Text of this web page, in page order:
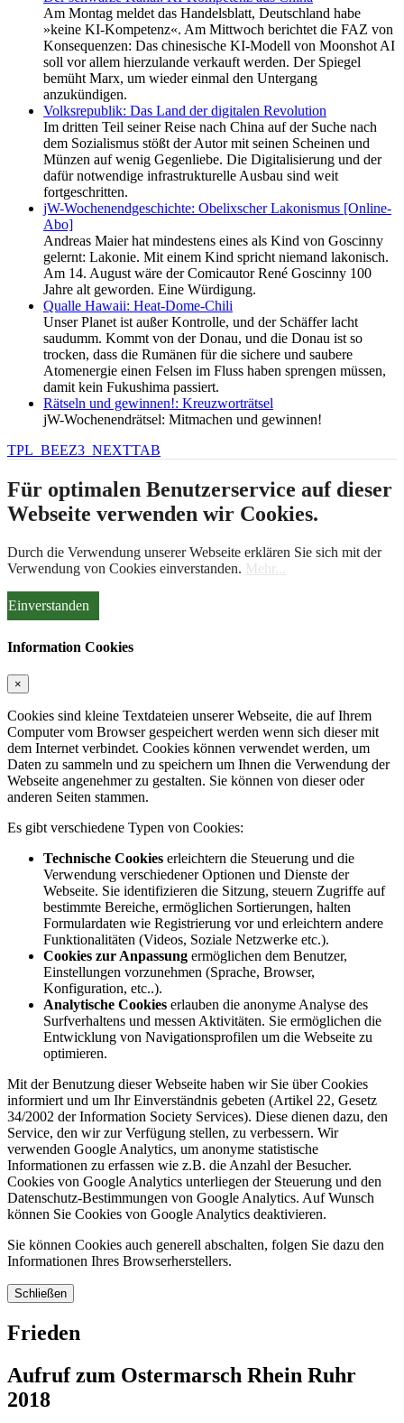
Am Montag meldet das Handelsblatt, Deutschland habe
»keine KI-Kompetenz«. Am Mittwoch berichtet die FAZ von
Konsequenzen: Das chinesische KI-Modell von Moonshot AI
soll vor allem hierzulande verkauft werden. Der Spiegel
bemüht Marx, um wieder einmal den Untergang
anzukündigen.
Volksrepublik: Das Land der digitalen Revolution
Im dritten Teil seiner Reise nach China auf der Suche nach
dem Sozialismus stößt der Autor mit seinen Scheinen und
Münzen auf wenig Gegenliebe. Die Digitalisierung und der
dafür notwendige infrastrukturelle Ausbau sind weit
fortgeschritten.
jW-Wochenendgeschichte: Obelixscher Lakonismus [Online-
Abo]
Andreas Maier hat mindestens eines als Kind von Goscinny
gelernt: Lakonie. Mit einem Kind spricht niemand lakonisch.
Am 14. August wäre der Comicautor René Goscinny 100
Jahre alt geworden. Eine Würdigung.
Qualle Hawaii: Heat-Dome-Chili
Unser Planet ist außer Kontrolle, und der Schäffer lacht
saudumm. Kommt von der Donau, und die Donau ist so
trocken, dass die Rumänen für die sichere und saubere
Atomenergie einen Felsen im Fluss haben sprengen müssen,
damit kein Fukushima passiert.
Rätseln und gewinnen!: Kreuzworträtsel
jW-Wochenendrätsel: Mitmachen und gewinnen!
TPL_BEEZ3_NEXTTAB
Für optimalen Benutzerservice auf dieser
Webseite verwenden wir Cookies.
Durch die Verwendung unserer Webseite erklären Sie sich mit der
Verwendung von Cookies einverstanden. Mehr...
Einverstanden
Information Cookies
×
Cookies sind kleine Textdateien unserer Webseite, die auf Ihrem
Computer vom Browser gespeichert werden wenn sich dieser mit
dem Internet verbindet. Cookies können verwendet werden, um
Daten zu sammeln und zu speichern um Ihnen die Verwendung der
Webseite angenehmer zu gestalten. Sie können von dieser oder
anderen Seiten stammen.
Es gibt verschiedene Typen von Cookies:
Technische Cookies erleichtern die Steuerung und die
Verwendung verschiedener Optionen und Dienste der
Webseite. Sie identifizieren die Sitzung, steuern Zugriffe auf
bestimmte Bereiche, ermöglichen Sortierungen, halten
Formulardaten wie Registrierung vor und erleichtern andere
Funktionalitäten (Videos, Soziale Netzwerke etc.).
Cookies zur Anpassung ermöglichen dem Benutzer,
Einstellungen vorzunehmen (Sprache, Browser,
Konfiguration, etc..).
Analytische Cookies erlauben die anonyme Analyse des
Surfverhaltens und messen Aktivitäten. Sie ermöglichen die
Entwicklung von Navigationsprofilen um die Webseite zu
optimieren.
Mit der Benutzung dieser Webseite haben wir Sie über Cookies
informiert und um Ihr Einverständnis gebeten (Artikel 22, Gesetz
34/2002 der Information Society Services). Diese dienen dazu, den
Service, den wir zur Verfügung stellen, zu verbessern. Wir
verwenden Google Analytics, um anonyme statistische
Informationen zu erfassen wie z.B. die Anzahl der Besucher.
Cookies von Google Analytics unterliegen der Steuerung und den
Datenschutz-Bestimmungen von Google Analytics. Auf Wunsch
können Sie Cookies von Google Analytics deaktivieren.
Sie können Cookies auch generell abschalten, folgen Sie dazu den
Informationen Ihres Browserherstellers.
Schließen
Frieden
Aufruf zum Ostermarsch Rhein Ruhr
2018